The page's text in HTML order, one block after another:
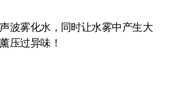
雾化水，同时让水雾中产生大
压过异味！